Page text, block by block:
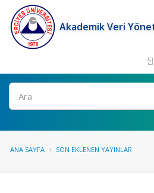
Akademik Veri
Ara
ANA SAYFA SON EKLENEN YAYINLAR